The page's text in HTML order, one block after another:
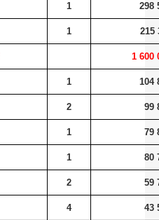
1 298
1 215
1 600
1 104
2 99
1 79
1 80
2 59
4 43